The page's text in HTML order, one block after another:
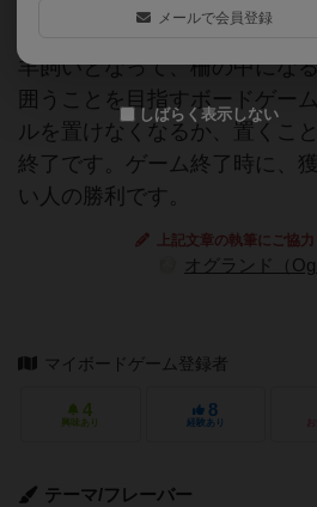
羊飼いとなって、柵の中にな
囲うことを目指すボードゲー
ルを置けなくなるか、置くこ
終了です。ゲーム終了時に、
い人の勝利です。
上記文章の執筆にご協
オグランド（
マイボードゲーム登録者
4
興味あり
8
経験あり
テーマ/フレーバー
メールで会員登録
しばらく表示しない